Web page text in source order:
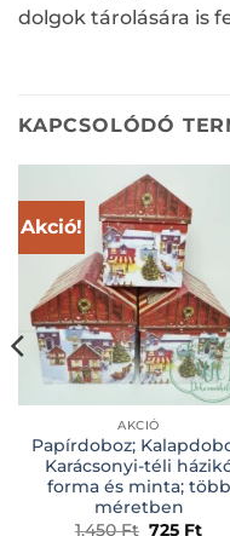
dolgok tárolására is
KAPCSOLÓDÓ
Akció!
AKCIÓ
Papírdoboz;
Karácsonyi-téli
forma és minta; több
méretben
1.450Ft Original
725 Ft